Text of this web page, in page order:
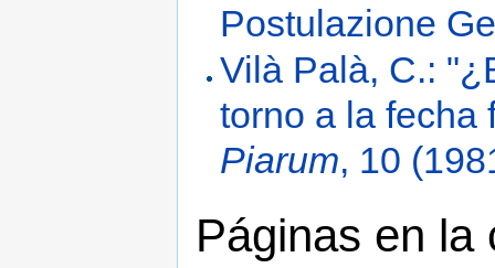
Postulazione
Vilà Palà, C.:
torno a la
Piarum, 10
Páginas en la